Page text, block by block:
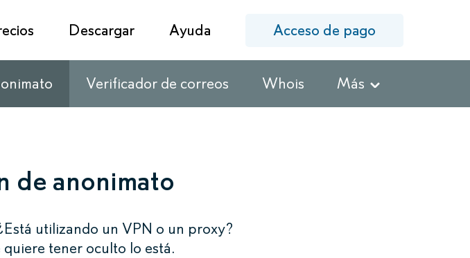
Descargar Ayuda Acceso de pago
Verificador de correos Whois Más
de anonimato
utilizando un VPN o un proxy?
tener oculto lo está.